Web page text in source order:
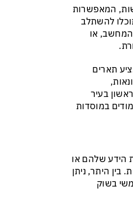
המאפשרות
להשתלב
המחשב, או
תארים
בעיר
במוסדות
הידע שלהם או
היתר, ניתן
בשוק